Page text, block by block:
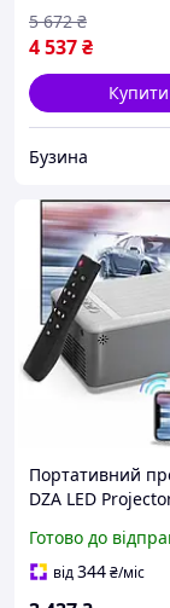
4 537₴
5 672 ₴
Купити
Бузина
Портативний
DZA LED
домашнього
Wi-Fi та USB
Готово до
від344₴/міс